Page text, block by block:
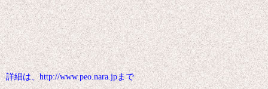
詳細は、http://www.peo.nara.jpまで